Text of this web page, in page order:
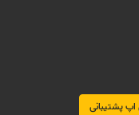
پشتیبانی